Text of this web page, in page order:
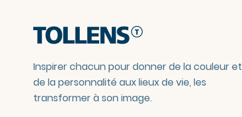
Inspirer chacun pour donner de la couleur et
de la personnalité aux lieux de vie, les
transformer à son image.